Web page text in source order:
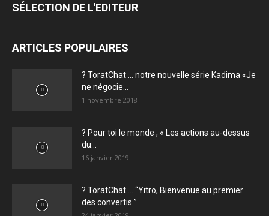
SÉLECTION DE L'EDITEUR
ARTICLES POPULAIRES
? ToratChat … notre nouvelle série Kadima «Je
ne négocie...
1 novembre 2018
? Pour toi le monde , « Les actions au-dessus
du...
16 janvier 2019
? ToratChat … “Yitro, Bienvenue au premier
des convertis ”